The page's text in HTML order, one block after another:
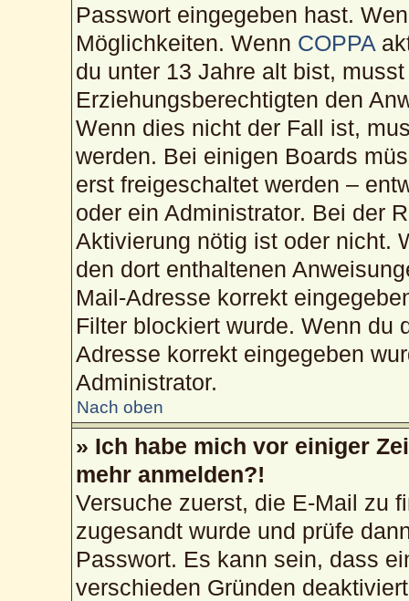
Passwort eingegeben hast.
Möglichkeiten. Wenn COPPA
du unter 13 Jahre alt bist,
Erziehungsberechtigten den
Wenn dies nicht der Fall ist,
werden. Bei einigen Boards
erst freigeschaltet werden –
oder ein Administrator. Bei der
Aktivierung nötig ist oder nicht.
den dort enthaltenen
Mail-Adresse korrekt
Filter blockiert wurde. Wenn du
Adresse korrekt eingegeben
Administrator.
Nach oben
» Ich habe mich vor einiger
mehr anmelden?!
Versuche zuerst, die E-Mail zu
zugesandt wurde und prüfe
Passwort. Es kann sein, dass
verschieden Gründen